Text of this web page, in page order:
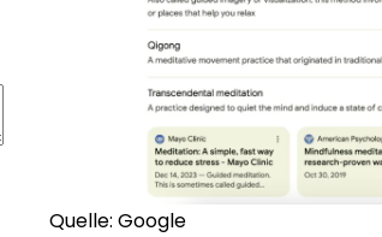
Quelle: Google